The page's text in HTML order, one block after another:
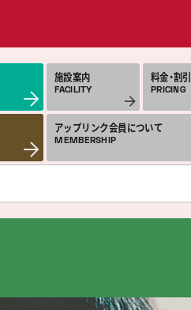
施設案内
FACILITY
料金・割引
PRICING
アップリンク会員について
MEMBERSHIP